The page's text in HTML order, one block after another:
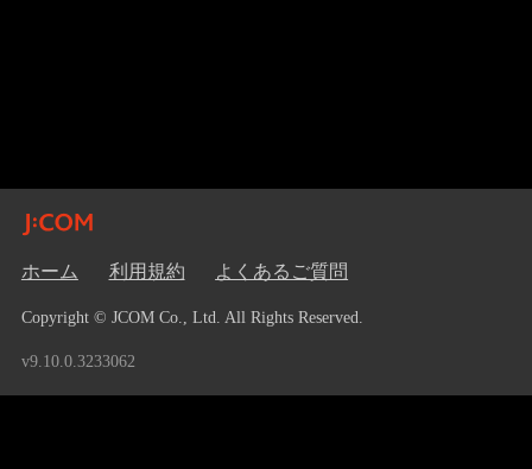
ホーム 利用規約 よくあるご質問
Copyright © JCOM Co., Ltd. All Rights Reserved.
v9.10.0.3233062